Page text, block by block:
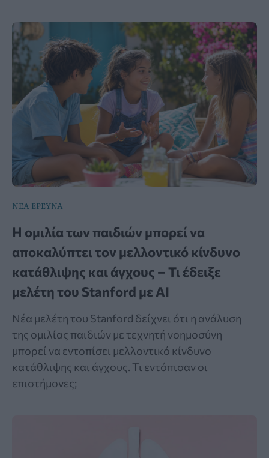
ΝΕΑ ΕΡΕΥΝΑ
Η ομιλία των παιδιών μπορεί να
αποκαλύπτει τον μελλοντικό κίνδυνο
κατάθλιψης και άγχους – Τι έδειξε
μελέτη του Stanford με AI
Νέα μελέτη του Stanford δείχνει ότι η ανάλυση
της ομιλίας παιδιών με τεχνητή νοημοσύνη
μπορεί να εντοπίσει μελλοντικό κίνδυνο
κατάθλιψης και άγχους. Τι εντόπισαν οι
επιστήμονες;